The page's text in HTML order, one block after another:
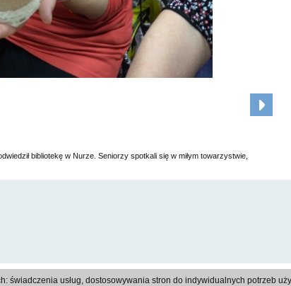
bibliotekę w Nurze. Seniorzy spotkali się w miłym towarzystwie,
Regulamin|Polityka prywatności| Reklama|Kontakt
świadczenia usług, dostosowywania stron do indywidualnych potrzeb